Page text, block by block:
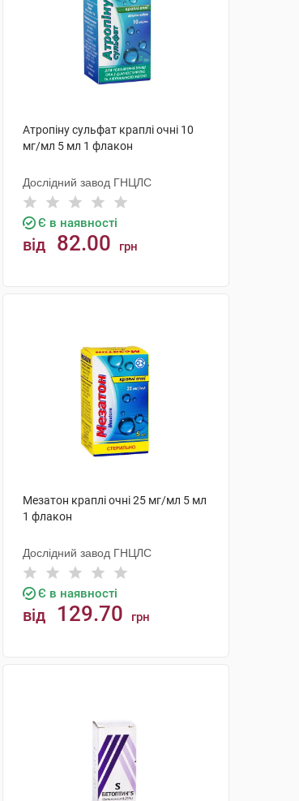
Атропіну сульфат краплі очні 10
мг/мл 5 мл 1 флакон
Дослідний завод ГНЦЛС
Є в наявності
від 82.00 грн
Мезатон краплі очні 25 мг/мл 5 мл
1 флакон
Дослідний завод ГНЦЛС
Є в наявності
від 129.70 грн